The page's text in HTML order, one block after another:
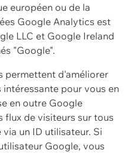
européen ou de la
Google Analytics est
LLC et Google Ireland
"Google".
permettent d'améliorer
pour vous en
en outre Google
flux de visiteurs sur tous
un ID utilisateur. Si
Google, vous